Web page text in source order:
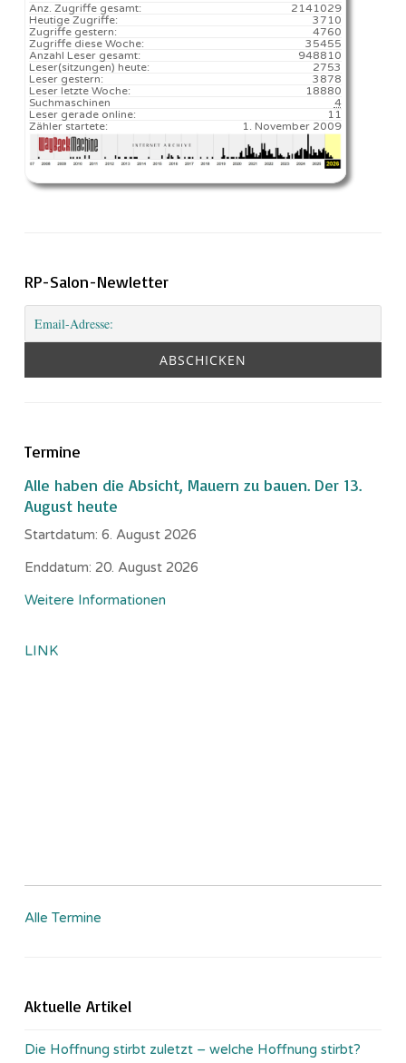
2141029
Anz. Zugriffe gesamt:
3710
Heutige Zugriffe:
4760
Zugriffe gestern:
35455
Zugriffe diese Woche:
948810
Anzahl Leser gesamt:
2753️
Leser(sitzungen) heute:
3878
Leser gestern:
18880️
Leser letzte Woche:
4
Suchmaschinen
11
Leser gerade online:
1. November 2009
Zähler startete:
RP-Salon-Newletter
Termine
Alle haben die Absicht, Mauern zu bauen. Der 13.
August heute
Startdatum: 6. August 2026
Enddatum: 20. August 2026
Weitere Informationen
LINK
Alle Termine
Aktuelle Artikel
Die Hoffnung stirbt zuletzt – welche Hoffnung stirbt?